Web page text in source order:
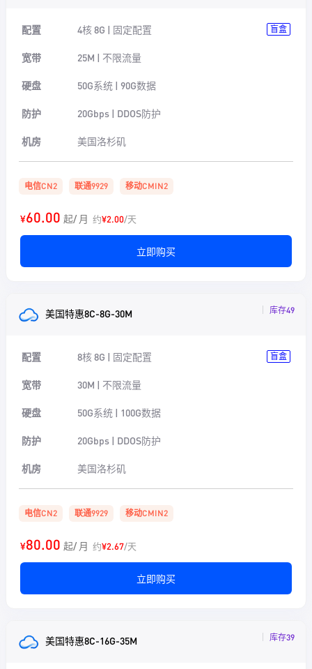
配置 4核 8G | 固定配置 盲盒
宽带 25M | 不限流量
硬盘 50G系统 | 90G数据
防护 20Gbps | DDOS防护
机房 美国洛杉矶
电信CN2 联通9929 移动CMIN2
¥60.00 起/ 月 约¥2.00/天
立即购买
美国特惠8C-8G-30M 库存49
配置 8核 8G | 固定配置 盲盒
宽带 30M | 不限流量
硬盘 50G系统 | 100G数据
防护 20Gbps | DDOS防护
机房 美国洛杉矶
电信CN2 联通9929 移动CMIN2
¥80.00 起/ 月 约¥2.67/天
立即购买
美国特惠8C-16G-35M 库存39